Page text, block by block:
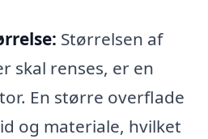
Størrelsen af
skal renses, er en
En større overflade
og materiale, hvilket